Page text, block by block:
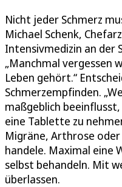
Nicht jeder Schmerz
Michael Schenk,
Intensivmedizin an der
„Manchmal vergessen
Leben gehört.“
Schmerzempfinden.
maßgeblich
eine Tablette zu
Migräne, Arthrose
handele. Maximal eine
selbst behandeln. Mit
überlassen.